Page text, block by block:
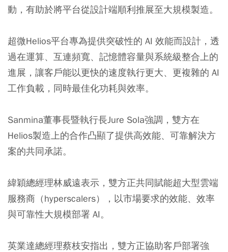
動，有助於將平台從設計端順利推展至大規模製造。
超微Helios平台專為提供突破性的 AI 效能而設計，透
過在運算、互連頻寬、記憶體容量與系統級整合上的
進展，讓客戶能以更快的速度執行更大、更複雜的 AI
工作負載，同時最佳化功耗與效率。
Sanmina董事長暨執行長Jure Sola強調，雙方在
Helios製造上的合作凸顯了提供高效能、可靠解決方
案的共同承諾。
緯穎總經理林威遠表示，雙方正共同賦能超大型雲端
服務商（hyperscalers），以市場要求的效能、效率
與可靠性大規模部署 AI。
英業達總經理蔡枝安指出，雙方正協助客戶部署強